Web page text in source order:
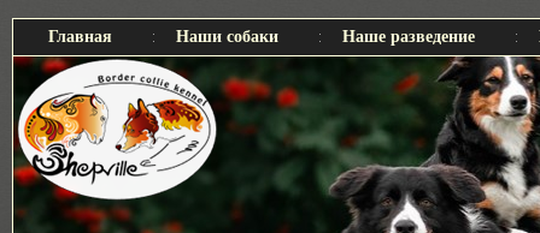
Главная Наши собаки Наше разведение